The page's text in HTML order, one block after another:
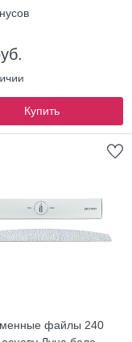
Купить
файлы 240